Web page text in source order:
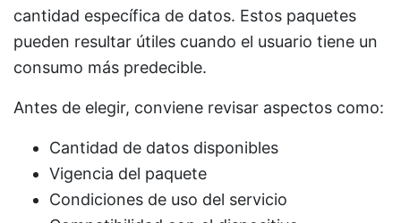
cantidad específica de datos. Estos paquetes
pueden resultar útiles cuando el usuario tiene un
consumo más predecible.
Antes de elegir, conviene revisar aspectos como:
Cantidad de datos disponibles
Vigencia del paquete
Condiciones de uso del servicio